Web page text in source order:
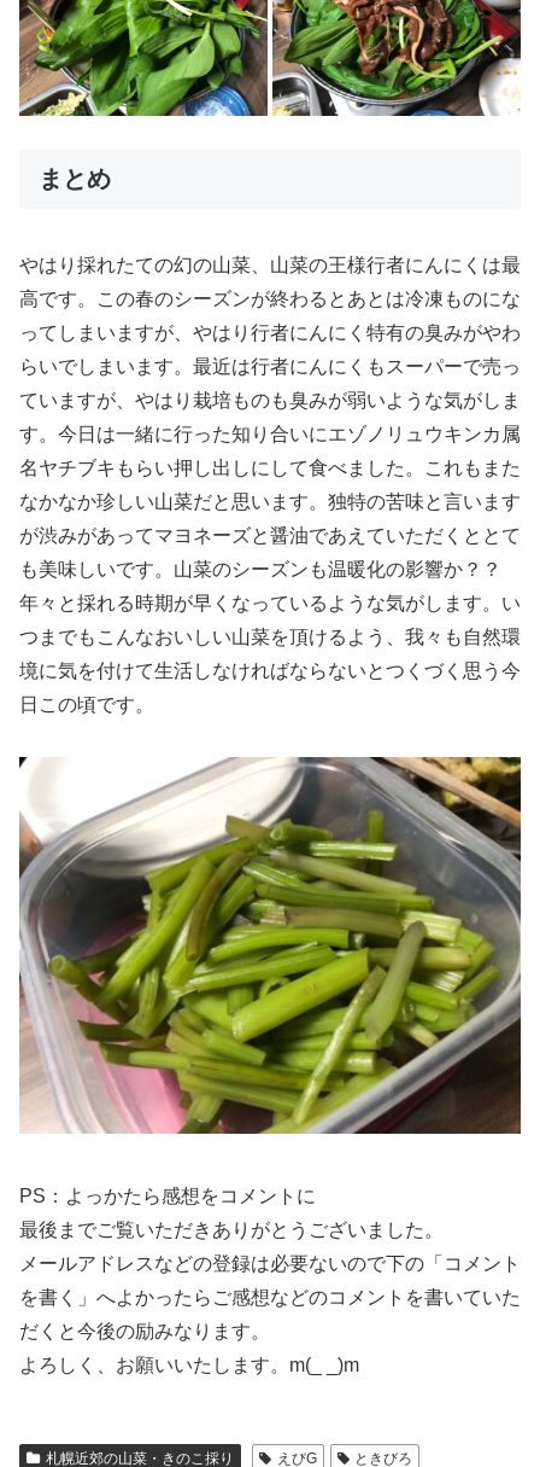
まとめ
やはり採れたての幻の山菜、山菜の王様行者にんにくは最
高です。この春のシーズンが終わるとあとは冷凍ものにな
ってしまいますが、やはり行者にんにく特有の臭みがやわ
らいでしまいます。最近は行者にんにくもスーパーで売っ
ていますが、やはり栽培ものも臭みが弱いような気がしま
す。今日は一緒に行った知り合いにエゾノリュウキンカ属
名ヤチブキもらい押し出しにして食べました。これもまた
なかなか珍しい山菜だと思います。独特の苦味と言います
が渋みがあってマヨネーズと醤油であえていただくととて
も美味しいです。山菜のシーズンも温暖化の影響か？？
年々と採れる時期が早くなっているような気がします。い
つまでもこんなおいしい山菜を頂けるよう、我々も自然環
境に気を付けて生活しなければならないとつくづく思う今
日この頃です。
PS：よっかたら感想をコメントに
最後までご覧いただきありがとうございました。
メールアドレスなどの登録は必要ないので下の「コメント
を書く」へよかったらご感想などのコメントを書いていた
だくと今後の励みなります。
よろしく、お願いいたします。m(_ _)m
札幌近郊の山菜・きのこ採り えびG ときびろ